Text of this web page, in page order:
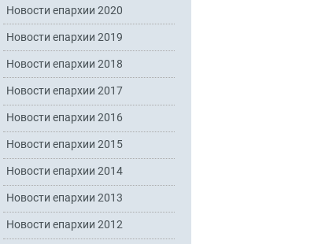
Новости епархии 2020
Новости епархии 2019
Новости епархии 2018
Новости епархии 2017
Новости епархии 2016
Новости епархии 2015
Новости епархии 2014
Новости епархии 2013
Новости епархии 2012